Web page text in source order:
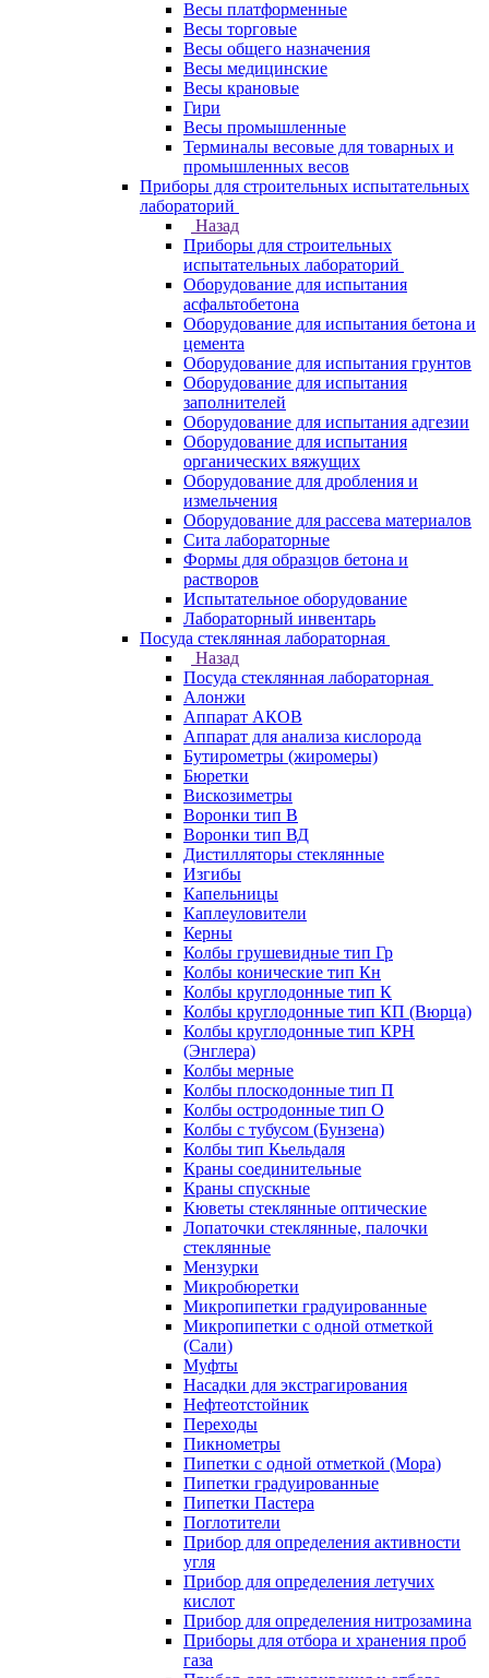
Весы платформенные
Весы торговые
Весы общего назначения
Весы медицинские
Весы крановые
Гири
Весы промышленные
Терминалы весовые для товарных и
промышленных весов
Приборы для строительных испытательных
лабораторий
Назад
Приборы для строительных
испытательных лабораторий
Оборудование для испытания
асфальтобетона
Оборудование для испытания бетона и
цемента
Оборудование для испытания грунтов
Оборудование для испытания
заполнителей
Оборудование для испытания адгезии
Оборудование для испытания
органических вяжущих
Оборудование для дробления и
измельчения
Оборудование для рассева материалов
Сита лабораторные
Формы для образцов бетона и
растворов
Испытательное оборудование
Лабораторный инвентарь
Посуда стеклянная лабораторная
Назад
Посуда стеклянная лабораторная
Алонжи
Аппарат АКОВ
Аппарат для анализа кислорода
Бутирометры (жиромеры)
Бюретки
Вискозиметры
Воронки тип В
Воронки тип ВД
Дистилляторы стеклянные
Изгибы
Капельницы
Каплеуловители
Керны
Колбы грушевидные тип Гр
Колбы конические тип Кн
Колбы круглодонные тип К
Колбы круглодонные тип КП (Вюрца)
Колбы круглодонные тип КРН
(Энглера)
Колбы мерные
Колбы плоскодонные тип П
Колбы остродонные тип О
Колбы с тубусом (Бунзена)
Колбы тип Кьельдаля
Краны соединительные
Краны спускные
Кюветы стеклянные оптические
Лопаточки стеклянные, палочки
стеклянные
Мензурки
Микробюретки
Микропипетки градуированные
Микропипетки с одной отметкой
(Сали)
Муфты
Насадки для экстрагирования
Нефтеотстойник
Переходы
Пикнометры
Пипетки с одной отметкой (Мора)
Пипетки градуированные
Пипетки Пастера
Поглотители
Прибор для определения активности
угля
Прибор для определения летучих
кислот
Прибор для определения нитрозамина
Приборы для отбора и хранения проб
газа